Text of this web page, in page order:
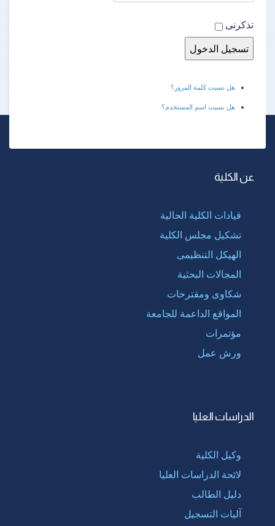
تذكرنى
هل نسيت كلمة المرور؟
هل نسيت اسم المستخدم؟
عن الكلية
قيادات الكلية الحالية
تشكيل مجلس الكلية
الهيكل التنظيمى
المجالات البحثية
شكاوى ومقترحات
المواقع الداعمة للجامعة
مؤتمرات
ورش عمل
الدراسات العليا
وكيل الكلية
لائحة الدراسات العليا
دليل الطالب
آليات التسجيل